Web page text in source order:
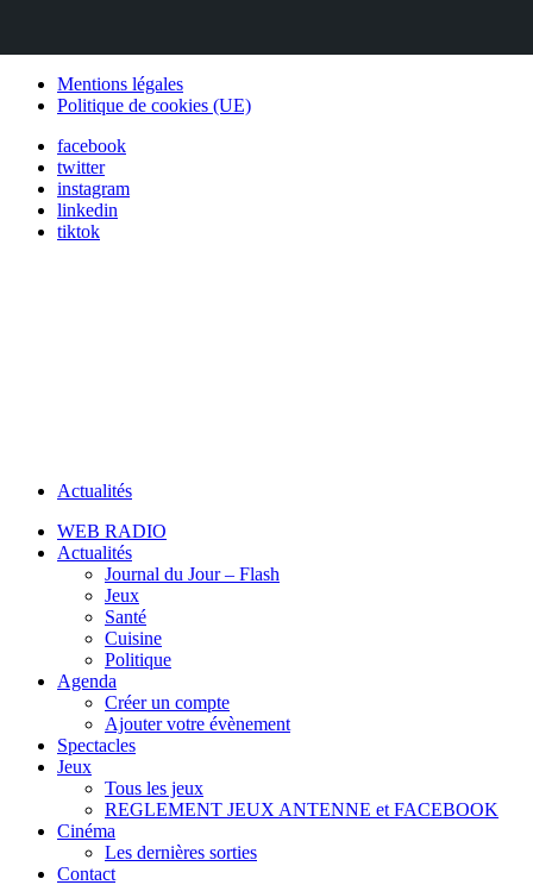
Mentions légales
Politique de cookies (UE)
facebook
twitter
instagram
linkedin
tiktok
Actualités
WEB RADIO
Actualités
Journal du Jour – Flash
Jeux
Santé
Cuisine
Politique
Agenda
Créer un compte
Ajouter votre évènement
Spectacles
Jeux
Tous les jeux
REGLEMENT JEUX ANTENNE et FACEBOOK
Cinéma
Les dernières sorties
Contact